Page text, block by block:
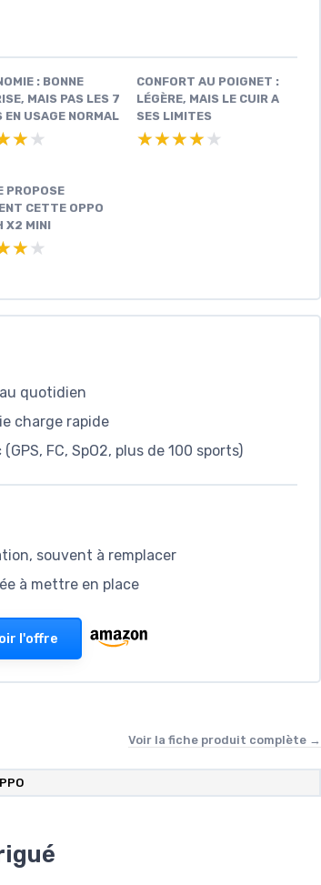
: BONNE
MAIS PAS LES 7
EN USAGE NORMAL
CONFORT AU POIGNET :
LÉGÈRE, MAIS LE CUIR A
SES LIMITES
★★★★★
★★★★★
PROPOSE
CETTE OPPO
X2 MINI
quotidien
charge rapide
FC, SpO2, plus de 100 sports)
souvent à remplacer
à mettre en place
l'offre
Voir la fiche produit complète →